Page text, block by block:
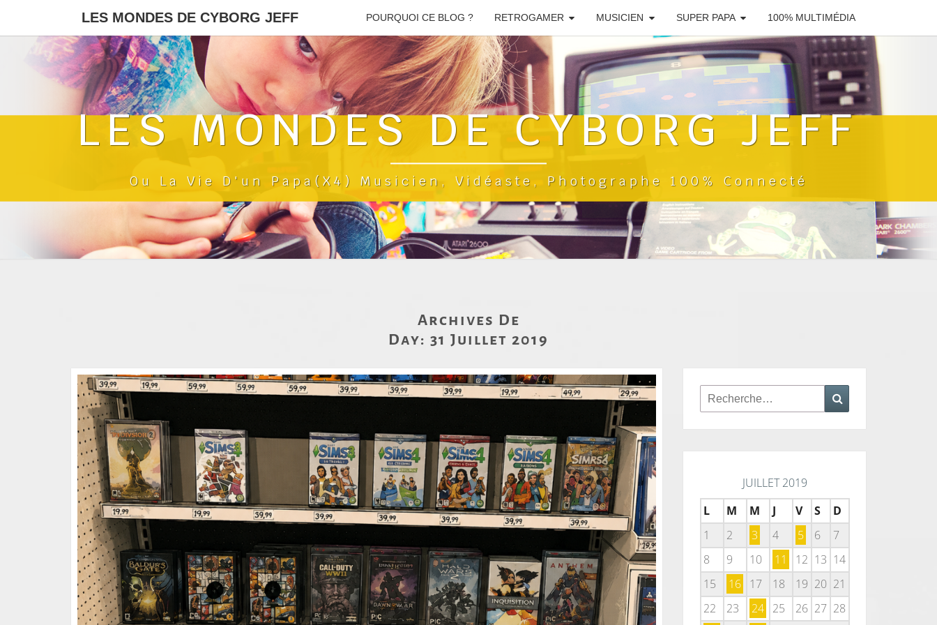
LES MONDES DE CYBORG JEFF POURQUOI CE BLOG ? RETROGAMER MUSICIEN SUPER PAPA 100% MULTIMÉDIA
LES MONDES DE CYBORG JEFF
Ou La Vie D'un Papa(x4) Musicien, Vidéaste, Photographe 100% Connecté
Archives De
Day: 31 Juillet 2019
Rechercher :
JUILLET 2019
L
M M J V S
D
1
2 3 4 5 6
7
8
9 10 11 12 13 14
15
16 17 18 19 20 21
22
23 24 25 26 27 28